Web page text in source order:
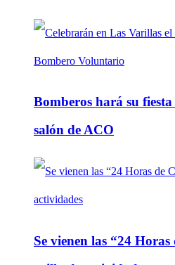
Bomberos hará su fiesta
salón de ACO
Se vienen las “24